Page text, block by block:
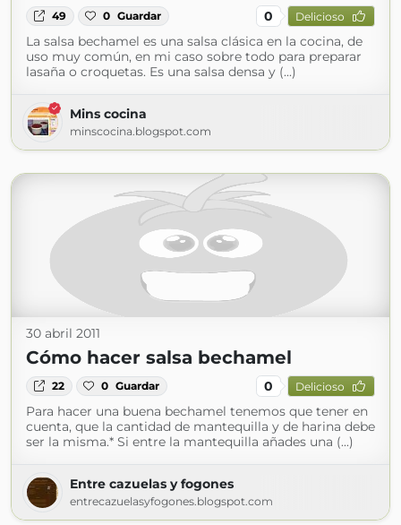
49 0 Guardar 0 Delicioso
La salsa bechamel es una salsa clásica en la cocina, de
uso muy común, en mi caso sobre todo para preparar
lasaña o croquetas. Es una salsa densa y (...)
Mins cocina
minscocina.blogspot.com
30 abril 2011
Cómo hacer salsa bechamel
22 0 Guardar 0 Delicioso
Para hacer una buena bechamel tenemos que tener en
cuenta, que la cantidad de mantequilla y de harina debe
ser la misma.* Si entre la mantequilla añades una (...)
Entre cazuelas y fogones
entrecazuelasyfogones.blogspot.com